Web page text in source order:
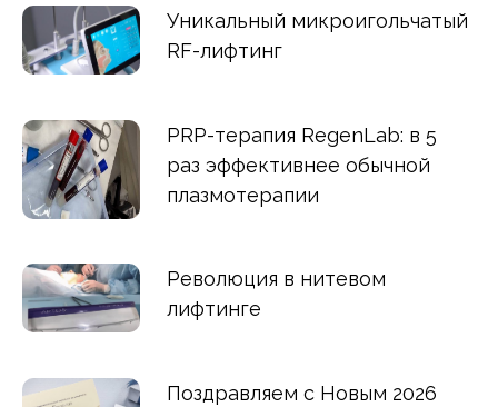
Уникальный микроигольчатый
RF-лифтинг
PRP-терапия RegenLab: в 5
раз эффективнее обычной
плазмотерапии
Революция в нитевом
лифтинге
Поздравляем с Новым 2026